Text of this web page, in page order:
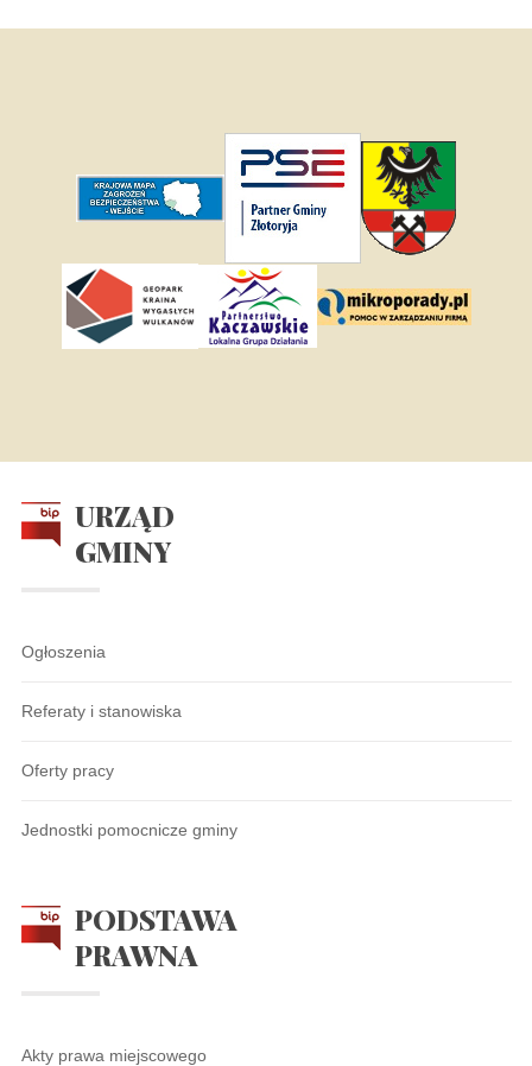
URZĄD
GMINY
Ogłoszenia
Referaty i stanowiska
Oferty pracy
Jednostki pomocnicze gminy
PODSTAWA
PRAWNA
Akty prawa miejscowego